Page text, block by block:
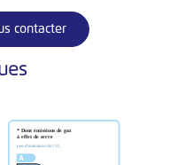
contacter